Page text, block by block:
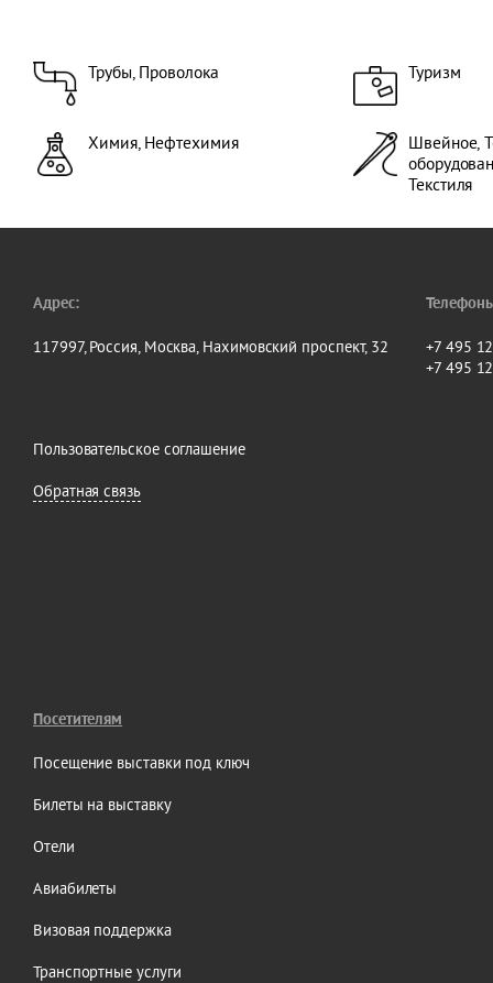
Трубы, Проволока Туризм
Химия, Нефтехимия
Швейное,
Текстиля
Адрес:
117997, Россия, Москва, Нахимовский проспект, 32
+7 495
+7 495
Пользовательское соглашение
Обратная связь
Посетителям
Посещение выставки под ключ
Билеты на выставку
Отели
Авиабилеты
Визовая поддержка
Транспортные услуги